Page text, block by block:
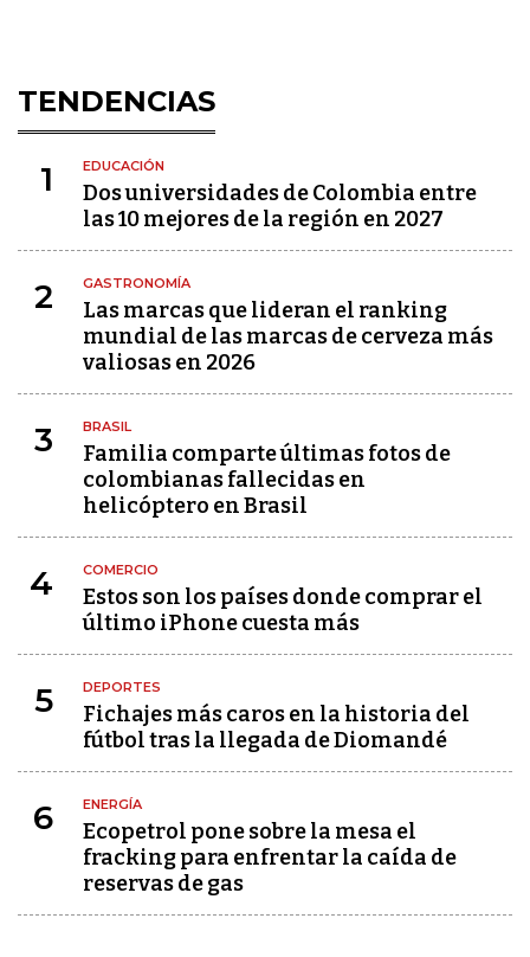
TENDENCIAS
1 EDUCACIÓN
Dos universidades de Colombia entre
las 10 mejores de la región en 2027
2 GASTRONOMÍA
Las marcas que lideran el ranking
mundial de las marcas de cerveza más
valiosas en 2026
3 BRASIL
Familia comparte últimas fotos de
colombianas fallecidas en
helicóptero en Brasil
4 COMERCIO
Estos son los países donde comprar el
último iPhone cuesta más
5 DEPORTES
Fichajes más caros en la historia del
fútbol tras la llegada de Diomandé
6 ENERGÍA
Ecopetrol pone sobre la mesa el
fracking para enfrentar la caída de
reservas de gas